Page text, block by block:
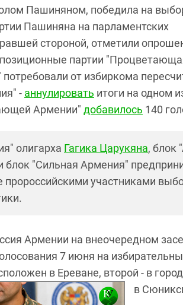
Пашиняном, победила на
Пашиняна на парламентских
стороной, отметили
партии
от избиркома
- аннулировать итоги на одном
Армении" добавилось 140
олигарха Гагика Царукяна, блок
блок "Сильная Армения"
пророссийскими участниками
Армении на внеочередном
7 июня на
в Ереване, второй - в
в